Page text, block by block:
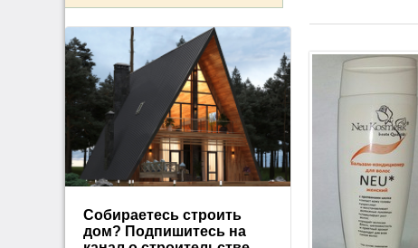
Собираетесь строить
дом? Подпишитесь на